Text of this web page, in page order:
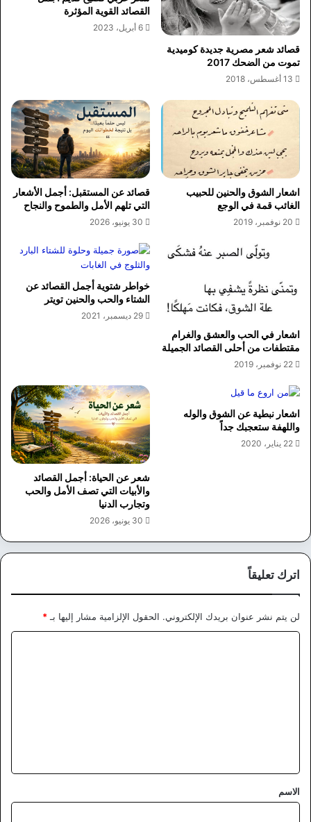
قصائد شعر مصرية جديدة كوميدية
تموت من الضحك 2017
13 أغسطس، 2018
القصائد القوية المؤثرة
6 أبريل، 2023
اشعار الشوق والحنين للحبيب
الغائب قمة في الوجع
20 نوفمبر، 2019
قصائد عن المستقبل: أجمل الأشعار
التي تلهم الأمل والطموح والنجاح
30 يونيو، 2026
اشعار في الحب والعشق والغرام
مقتطفات من أحلى القصائد الجميلة
22 نوفمبر، 2019
خواطر شتوية أجمل القصائد عن
الشتاء والحب والحنين تويتر
29 ديسمبر، 2021
اشعار نبطية عن الشوق والوله
واللهفة ستعجبك جداً
22 يناير، 2020
شعر عن الحياة: أجمل القصائد
والأبيات التي تصف الأمل والحب
وتجارب الدنيا
30 يونيو، 2026
اترك تعليقاً
لن يتم نشر عنوان بريدك الإلكتروني. الحقول الإلزامية مشار إليها بـ*
*
الاسم